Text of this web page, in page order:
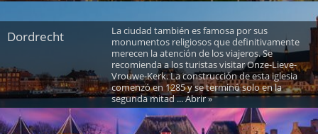
Dordrecht
La ciudad también es famosa por sus
monumentos religiosos que definitivamente
merecen la atención de los viajeros. Se
recomienda a los turistas visitar Onze-Lieve-
Vrouwe-Kerk. La construcción de esta iglesia
comenzó en 1285 y se terminó solo en la
segunda mitad ... Abrir »